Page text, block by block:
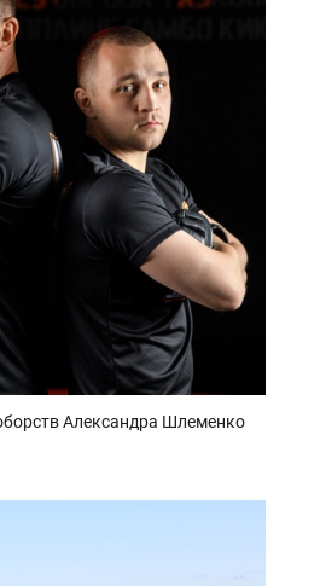
Александра Шлеменко